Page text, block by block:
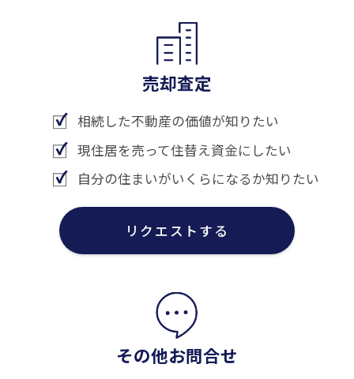
売却査定
相続した不動産の価値が知りたい
現住居を売って住替え資金にしたい
自分の住まいがいくらになるか知りたい
リクエストする
その他お問合せ